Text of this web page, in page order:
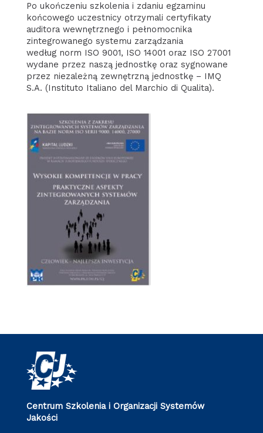
Po ukończeniu szkolenia i zdaniu egzaminu
końcowego uczestnicy otrzymali certyfikaty
auditora wewnętrznego i pełnomocnika
zintegrowanego systemu zarządzania
według norm ISO 9001, ISO 14001 oraz ISO 27001
wydane przez naszą jednostkę oraz sygnowane
przez niezależną zewnętrzną jednostkę – IMQ
S.A. (Instituto Italiano del Marchio di Qualita).
Centrum Szkolenia i Organizacji Systemów
Jakości